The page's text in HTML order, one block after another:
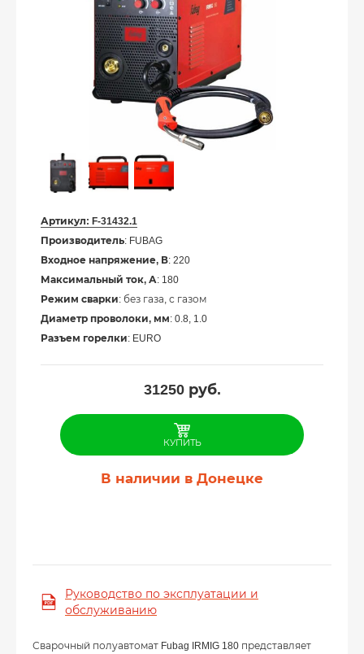
Артикул: F-31432.1
Производитель: FUBAG
Входное напряжение, В: 220
Максимальный ток, А: 180
Режим сварки: без газа, с газом
Диаметр проволоки, мм: 0.8, 1.0
Разъем горелки: EURO
31250руб.
КУПИТЬ
В наличии в Донецке
Руководство по эксплуатации и
обслуживанию
Сварочный полуавтомат Fubag IRMIG 180 представляет